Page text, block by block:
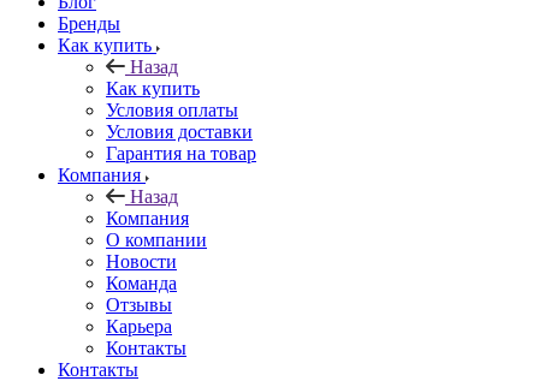
Бренды
Как купить
Назад
Как купить
Условия оплаты
Условия доставки
Гарантия на товар
Компания
Назад
Компания
О компании
Новости
Команда
Отзывы
Карьера
Контакты
Контакты